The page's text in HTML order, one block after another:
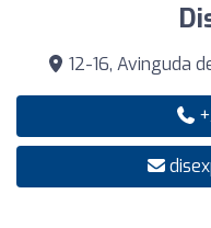
12-16, Avinguda